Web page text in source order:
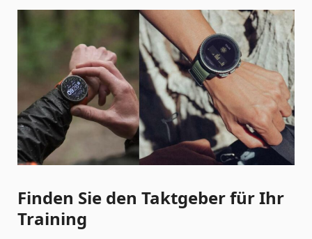
Finden Sie den Taktgeber für Ihr
Training